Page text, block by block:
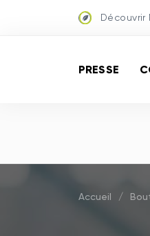
Découvrir
PRESSE
Accueil /